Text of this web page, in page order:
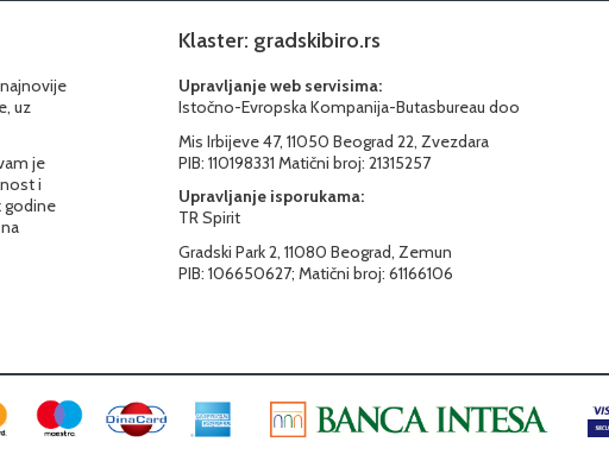
uz
je
i
godine
Klaster: gradskibiro.rs
Upravljanje web servisima:
Istočno-Evropska Kompanija-Butasbureau doo
Mis Irbijeve 47, 11050 Beograd 22, Zvezdara
PIB: 110198331 Matični broj: 21315257
Upravljanje isporukama:
TR Spirit
Gradski Park 2, 11080 Beograd, Zemun
PIB: 106650627; Matični broj: 61166106